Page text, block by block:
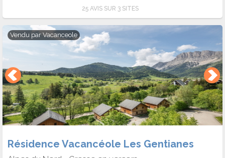
25 AVIS SUR 3 SITES
Vendu par Vacanceole
Résidence Vacancéole Les Gentianes